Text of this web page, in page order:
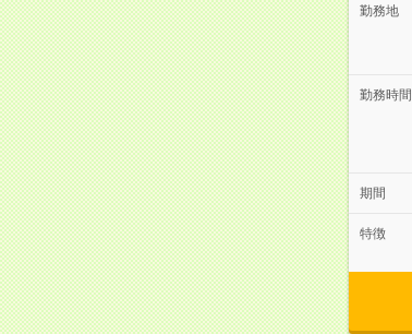
勤務地
勤務時間
期間
特徴